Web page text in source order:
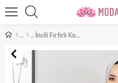
İncili Fırfırlı Kombin Taba 9871